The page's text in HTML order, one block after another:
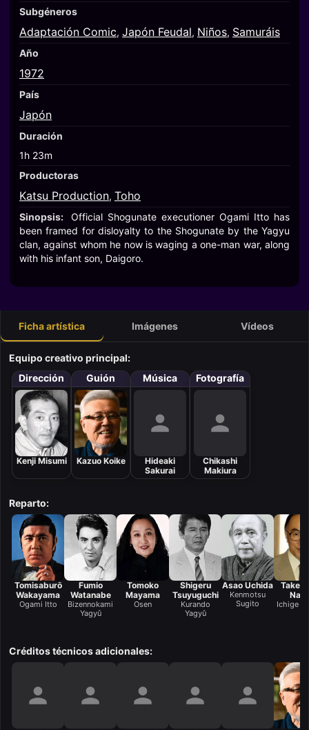
Subgéneros
Adaptación Comic, Japón Feudal, Niños, Samuráis
Año
1972
País
Japón
Duración
1h 23m
Productoras
Katsu Production, Toho
Sinopsis:
Official Shogunate executioner Ogami Itto has
been framed for disloyalty to the Shogunate by the Yagyu
clan, against whom he now is waging a one-man war, along
with his infant son, Daigoro.
Ficha artística Imágenes Vídeos
Equipo creativo principal:
Dirección
Kenji Misumi
Guión
Kazuo Koike
Música
Hideaki
Sakurai
Fotografía
Chikashi
Makiura
Reparto:
Tomisaburō
Wakayama
Ogami Itto
Fumio
Watanabe
Bizennokami
Yagyû
Tomoko
Mayama
Osen
Shigeru
Tsuyuguchi
Kurando
Yagyû
Asao Uchida
Kenmotsu
Sugito
Ichige
Créditos técnicos adicionales: